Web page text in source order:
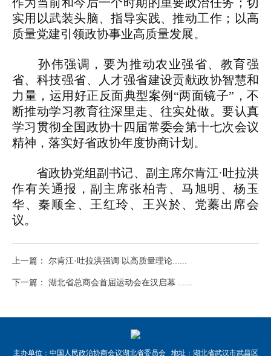
实用以武装头脑、指导实践、推动工作；以高
质量党建引领政协事业高质量发展。
孙伟强调，要为推动农业强省、教育强
省、科技强省、人才强省建设贡献政协智慧和
力量，运用好正反面典型案例“两面镜子”，不
断推动学习教育往深里走、往实处做。要认真
学习贯彻全国政协十四届常委会第十七次会议
精神，落实好省政协年度协商计划。
省政协党组副书记、副主席尔肯江·吐拉洪
作有关通报，副主席张柏青、马旭明、杨玉
华、秦顺全、王红玲、王兴於、党蓁出席会
议。
上一篇： 尔肯江·吐拉洪强调 以高质量理论......
下一篇： 湖北省总商会首届运动会在汉启幕 ......
主办单位：中国人民政治协商会议湖北省委员会 地址：湖北省武汉市武昌区